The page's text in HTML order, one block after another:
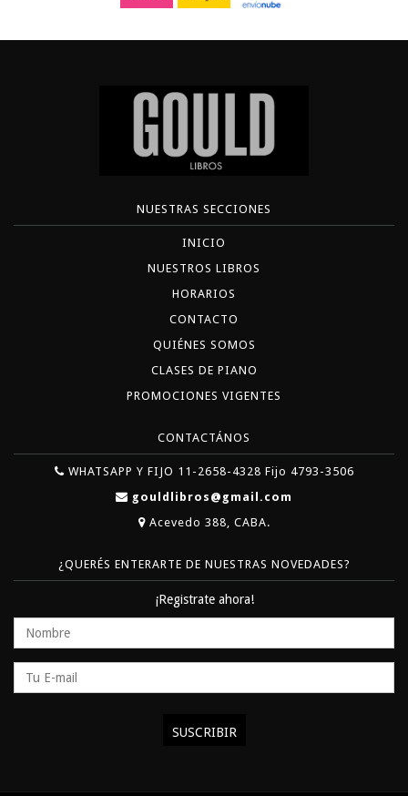
NUESTRAS SECCIONES
INICIO
NUESTROS LIBROS
HORARIOS
CONTACTO
QUIÉNES SOMOS
CLASES DE PIANO
PROMOCIONES VIGENTES
CONTACTÁNOS
WHATSAPP Y FIJO 11-2658-4328 Fijo 4793-3506
gouldlibros@gmail.com
Acevedo 388, CABA.
¿QUERÉS ENTERARTE DE NUESTRAS NOVEDADES?
¡Registrate ahora!